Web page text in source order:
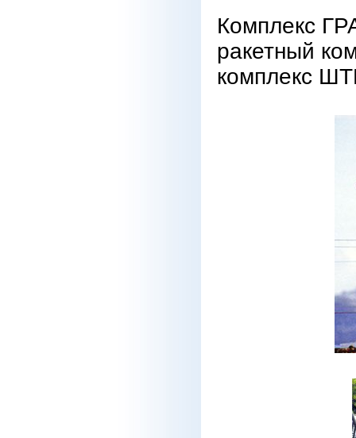
Комплекс
ракетный
комплекс